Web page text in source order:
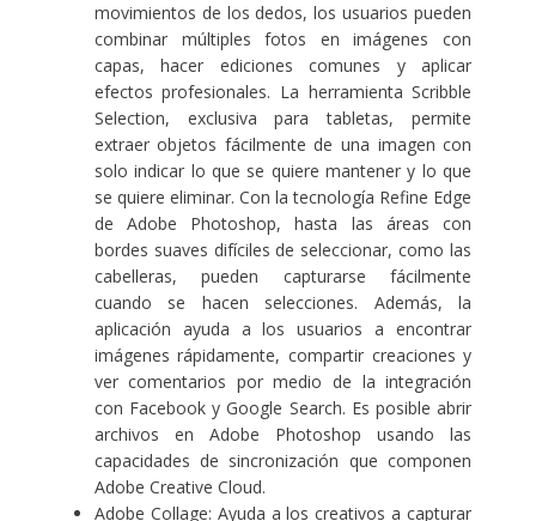
movimientos de los dedos, los usuarios pueden
combinar múltiples fotos en imágenes con
capas, hacer ediciones comunes y aplicar
efectos profesionales. La herramienta Scribble
Selection, exclusiva para tabletas, permite
extraer objetos fácilmente de una imagen con
solo indicar lo que se quiere mantener y lo que
se quiere eliminar. Con la tecnología Refine Edge
de Adobe Photoshop, hasta las áreas con
bordes suaves difíciles de seleccionar, como las
cabelleras, pueden capturarse fácilmente
cuando se hacen selecciones. Además, la
aplicación ayuda a los usuarios a encontrar
imágenes rápidamente, compartir creaciones y
ver comentarios por medio de la integración
con Facebook yGoogle Search. Es posible abrir
archivos en Adobe Photoshop usando las
capacidades de sincronización que componen
Adobe Creative Cloud.
Adobe Collage: Ayuda a los creativos a capturar